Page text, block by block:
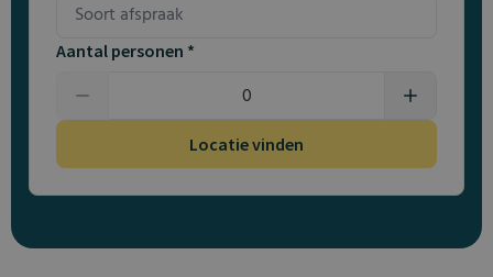
Aantal personen *
Locatie vinden